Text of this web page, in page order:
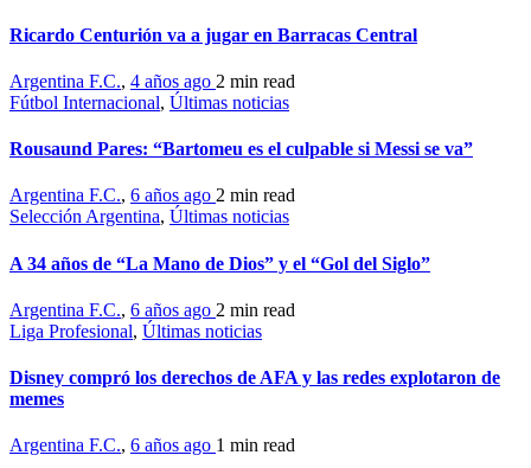
Ricardo Centurión va a jugar en Barracas Central
Argentina F.C., 4 años ago 2 min read
Fútbol Internacional, Últimas noticias
Rousaund Pares: “Bartomeu es el culpable si Messi se va”
Argentina F.C., 6 años ago 2 min read
Selección Argentina, Últimas noticias
A 34 años de “La Mano de Dios” y el “Gol del Siglo”
Argentina F.C., 6 años ago 2 min read
Liga Profesional, Últimas noticias
Disney compró los derechos de AFA y las redes explotaron de
memes
Argentina F.C., 6 años ago 1 min read